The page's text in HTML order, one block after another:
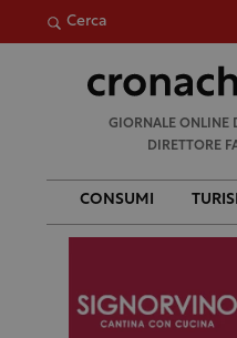
Cerca
GIORNALE ONLINE
DIRETTORE
CONSUMI